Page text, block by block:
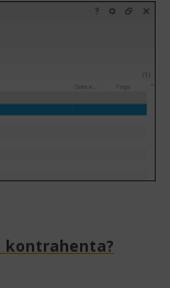
kontrahenta?